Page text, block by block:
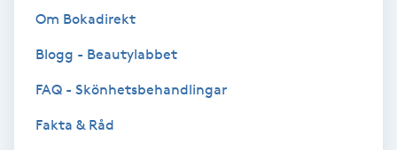
Vibrationsmassage
Vinyasa Yoga
Om Bokadirekt
Blogg - Beautylabbet
FAQ - Skönhetsbehandlingar
Fakta & Råd